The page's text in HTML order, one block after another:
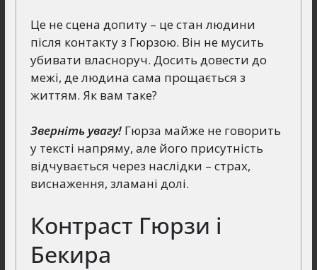
Це не сцена допиту – це стан людини
після контакту з Гюрзою. Він не мусить
убивати власноруч. Досить довести до
межі, де людина сама прощається з
життям. Як вам таке?
Зверніть увагу!Гюрза майже не говорить
у тексті напряму, але його присутність
відчувається через наслідки – страх,
виснаження, зламані долі.
Контраст Гюрзи і
Бекира